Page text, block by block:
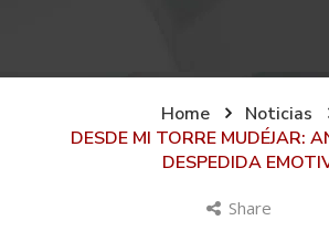
Home
Noticias
DESDE MI TORRE MUDÉJAR:
DESPEDIDA
Share